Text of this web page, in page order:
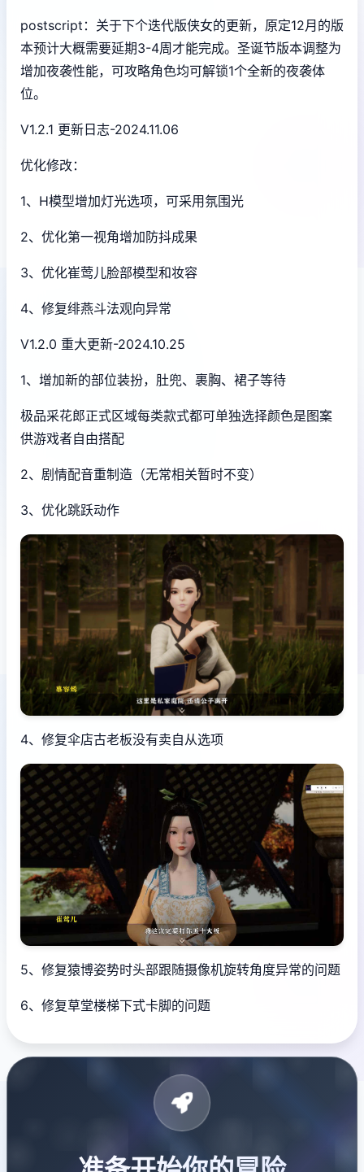
postscript：关于下个迭代版侠女的更新，原定12月的版
本预计大概需要延期3-4周才能完成。圣诞节版本调整为
增加夜袭性能，可攻略角色均可解锁1个全新的夜袭体
位。
V1.2.1 更新日志-2024.11.06
优化修改：
1、H模型增加灯光选项，可采用氛围光
2、优化第一视角增加防抖成果
3、优化崔莺儿脸部模型和妆容
4、修复绯燕斗法观向异常
V1.2.0 重大更新-2024.10.25
1、增加新的部位装扮，肚兜、裹胸、裙子等待
极品采花郎正式区域每类款式都可单独选择颜色是图案
供游戏者自由搭配
2、剧情配音重制造（无常相关暂时不变）
3、优化跳跃动作
4、修复伞店古老板没有卖自从选项
5、修复猿博姿势时头部跟随摄像机旋转角度异常的问题
6、修复草堂楼梯下式卡脚的问题